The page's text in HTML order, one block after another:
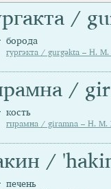
/
борода
гургэкта / gurgәkta – Н. М.
/
кость
гирамна / giramna – Н. М.
/
печень